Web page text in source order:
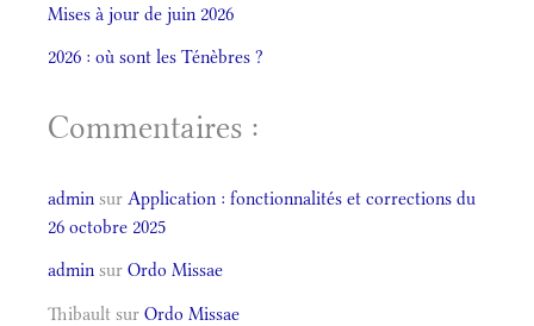
Mises à jour de juin 2026
2026 : où sont les Ténèbres ?
Commentaires :
admin sur Application : fonctionnalités et corrections du
26 octobre 2025
admin sur Ordo Missae
Thibault sur Ordo Missae